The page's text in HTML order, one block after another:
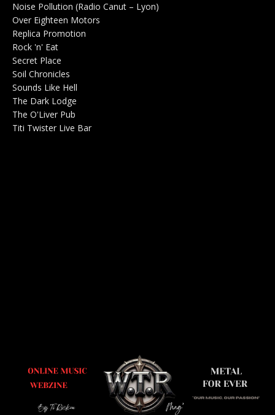
Noise Pollution (Radio Canut – Lyon)
Over Eighteen Motors
Replica Promotion
Rock 'n' Eat
Secret Place
Soil Chronicles
Sounds Like Hell
The Dark Lodge
The O'Liver Pub
Titi Twister Live Bar